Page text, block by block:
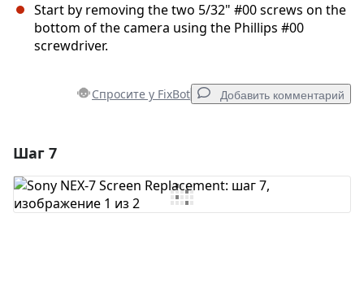
Start by removing the two 5/32" #00 screws on the
bottom of the camera using the Phillips #00
screwdriver.
Спросите у FixBot Добавить комментарий
Добавить комментарий
Шаг 7